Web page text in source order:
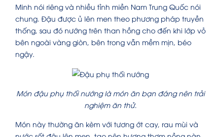
Minh nói riêng và nhiều tỉnh miền Nam Trung Quốc nói
chung. Đậu được ủ lên men theo phương pháp truyền
thống, sau đó nướng trên than hồng cho đến khi lớp vỏ
bên ngoài vàng giòn, bên trong vẫn mềm mịn, béo
ngậy.
Món đậu phụ thối nướng là món ăn bạn đáng nên trải
nghiệm ăn thử.
Món này thường ăn kèm với tương ớt cay, rau mùi và